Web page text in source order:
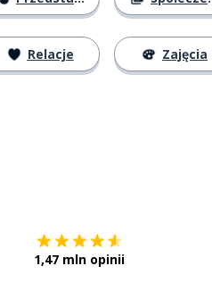
Relacje Zajęcia
1,47 mln opinii